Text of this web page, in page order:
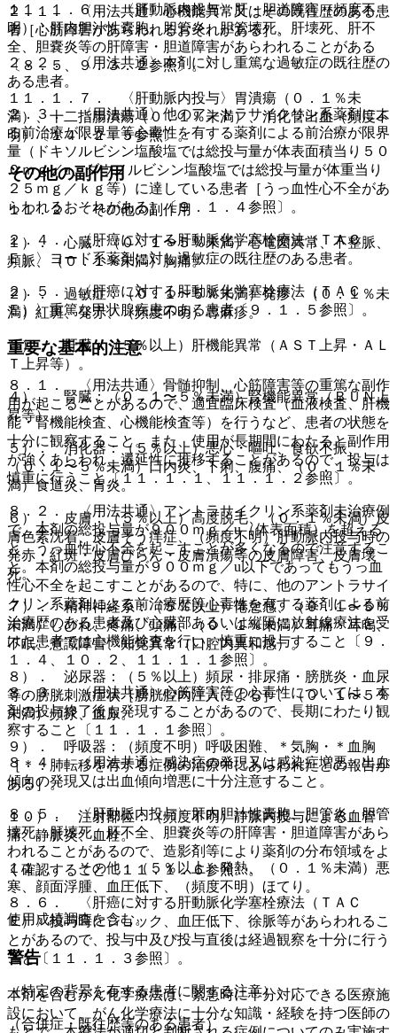
２．１． 〈用法共通〉心機能異常又はその既往歴のある患
者［心筋障害があらわれるおそれがある］。
２．２． 〈用法共通〉本剤に対し重篤な過敏症の既往歴の
ある患者。
２．３． 〈用法共通〉他のアントラサイクリン系薬剤によ
る前治療が限界量等心毒性を有する薬剤による前治療が限界
量（ドキソルビシン塩酸塩では総投与量が体表面積当り５０
０ｍｇ／u、ダウノルビシン塩酸塩では総投与量が体重当り
２５ｍｇ／ｋｇ等）に達している患者［うっ血性心不全があ
らわれるおそれがある］〔９．１．４参照〕。
２．４． 〈肝癌に対する肝動脈化学塞栓療法（ＴＡＣ
Ｅ）〉ヨード系薬剤に対し過敏症の既往歴のある患者。
２．５． 〈肝癌に対する肝動脈化学塞栓療法（ＴＡＣ
Ｅ）〉重篤な甲状腺疾患のある患者〔９．１．５参照〕。
重要な基本的注意
８．１． 〈用法共通〉骨髄抑制、心筋障害等の重篤な副作
用が起こることがあるので、適宜臨床検査（血液検査、肝機
能・腎機能検査、心機能検査等）を行うなど、患者の状態を
十分に観察すること。また、使用が長期間にわたると副作用
が強くあらわれ、遷延性に推移することがあるので、投与は
慎重に行うこと〔１１．１．１、１１．１．２参照〕。
８．２． 〈用法共通〉アントラサイクリン系薬剤未治療例
で、本剤の総投与量が９００ｍｇ／u（体表面積）を超える
と、うっ血性心不全を起こすことが多くなるので注意するこ
と。本剤の総投与量が９００ｍｇ／u以下であってもうっ血
性心不全を起こすことがあるので、特に、他のアントラサイ
クリン系薬剤による前治療歴等心毒性を有する薬剤による前
治療歴のある患者及び心臓部あるいは縦隔に放射線療法を受
けた患者では心機能検査を行い、慎重に投与すること〔９．
１．４、１０．２、１１．１．１参照〕。
８．３． 〈用法共通〉心筋障害等の心毒性については、本
剤の投与終了後も発現することがあるので、長期にわたり観
察すること〔１１．１．１参照〕。
８．４． 〈用法共通〉感染症の発現又は感染症増悪・出血
傾向の発現又は出血傾向増悪に十分注意すること。
８．５． 〈肝動脈内投与〉肝内胆汁性嚢胞、胆管炎、胆管
壊死、肝壊死、肝不全、胆嚢炎等の肝障害・胆道障害があら
われることがあるので、造影剤等により薬剤の分布領域をよ
く確認すること〔１１．１．６参照〕。
８．６． 〈肝癌に対する肝動脈化学塞栓療法（ＴＡＣ
Ｅ）〉投与時にショック、血圧低下、徐脈等があらわれるこ
とがあるので、投与中及び投与直後は経過観察を十分に行う
こと〔１１．１．３参照〕。
（特定の背景を有する患者に関する注意）
（合併症・既往歴等のある患者）
１１．１．６． 〈肝動脈内投与〉肝・胆道障害（頻度不
明）：肝内胆汁性嚢胞、胆管炎、胆管壊死、肝壊死、肝不
全、胆嚢炎等の肝障害・胆道障害があらわれることがある
〔８．５、９．３．２参照〕。
１１．１．７． 〈肝動脈内投与〉胃潰瘍（０．１％未
満）、十二指腸潰瘍（０．１％未満）、消化管出血（頻度不
明）〔１４．２．５参照〕。
その他の副作用
１１．２． その他の副作用
１）． 心臓：（０．１〜５％未満）心電図異常、不整脈、
頻脈、（０．１％未満）胸痛。
２）． 過敏症：（０．１〜５％未満）発疹、（０．１％未
満）紅斑、発赤、（頻度不明）蕁麻疹。
３）． 肝臓：（５％以上）肝機能異常（ＡＳＴ上昇・ＡＬ
Ｔ上昇等）。
４）． 腎臓：（０．１〜５％未満）腎機能異常（ＢＵＮ上
昇等）。
５）． 消化器：（５％以上）悪心・嘔吐、食欲不振、
（０．１〜５％未満）口内炎、下痢、腹痛、（０．１％未
満）食道炎、胃炎。
６）． 皮膚：（５％以上）高度脱毛、（０．１％未満）皮
膚色素沈着、皮膚そう痒症、（頻度不明）肝動脈内投与時の
発赤・紅斑・皮膚びらん・皮膚潰瘍等の皮膚障害、皮膚壊
死。
７）． 精神神経系：（５％以上）倦怠感、（０．１〜５％
未満）しびれ、疼痛、頭痛、（０．１％未満）耳痛・耳鳴、
不眠、意識障害、知覚異常（口腔内異和感）。
８）． 泌尿器：（５％以上）頻尿・排尿痛・膀胱炎・血尿
等の膀胱刺激症状［膀胱腔内注入による］、（０．１〜５％
未満）頻尿、血尿。
９）． 呼吸器：（頻度不明）呼吸困難、＊気胸・＊血胸
［＊：肺転移を有する症例の治療中にあらわれたとの報告が
ある］。
１０）． 注射部位：（頻度不明）静脈内投与による血管
痛、静脈炎、血栓。
１１）． その他：（５％以上）発熱、（０．１％未満）悪
寒、顔面浮腫、血圧低下、（頻度不明）ほてり。
使用成績調査を含む。
警告
本剤を含むがん化学療法は、緊急時に十分対応できる医療施
設において、がん化学療法に十分な知識・経験を持つ医師の